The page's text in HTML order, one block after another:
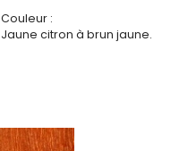
Couleur :
Jaune citron à brun jaune.